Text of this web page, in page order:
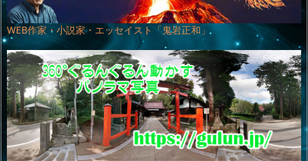
WEB作家・小説家・エッセイスト「鬼岩正和」